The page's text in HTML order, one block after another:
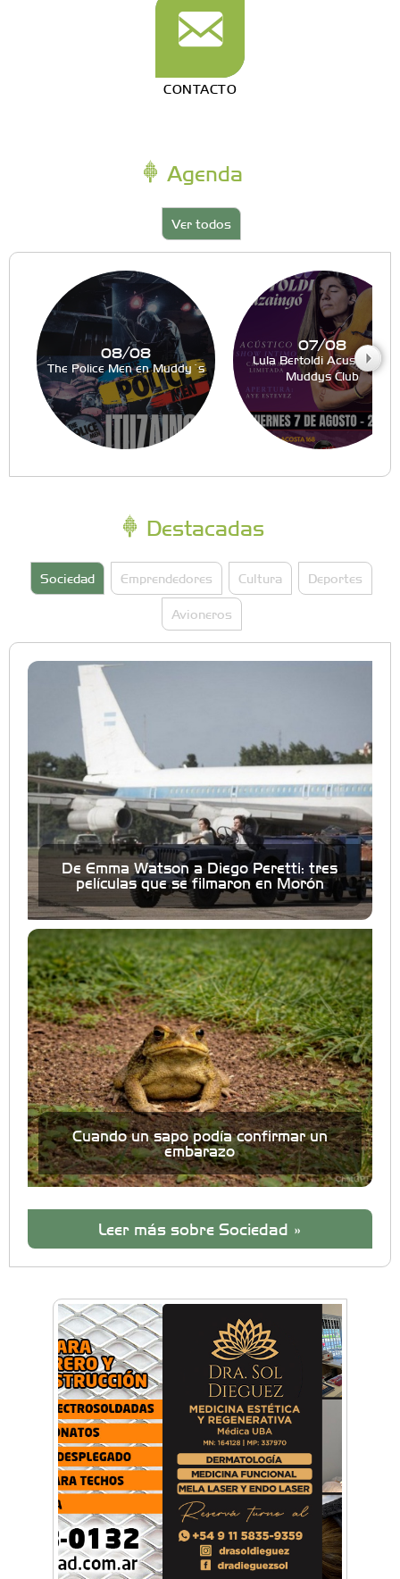
CONTACTO
Agenda
Ver todos
08/08
The Police Men en Muddy´s
07/08
Lula Bertoldi Acustico en
Muddys Club
Destacadas
Sociedad Emprendedores Cultura Deportes
Avioneros
De Emma Watson a Diego Peretti: tres
películas que se filmaron en Morón
Cuando un sapo podía confirmar un
embarazo
Leer más sobre Sociedad »